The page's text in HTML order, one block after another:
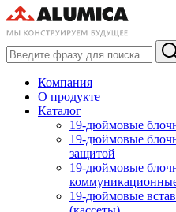
Компания
О продукте
Каталог
19-дюймовые
19-дюймовые
защитой
19-дюймовые
19-дюймовые